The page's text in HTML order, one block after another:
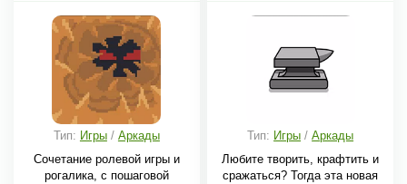
Тип: Игры/ Аркады
Сочетание ролевой игры и
рогалика, с пошаговой
Тип: Игры /Аркады
Любите творить, крафтить и
сражаться? Тогда эта новая